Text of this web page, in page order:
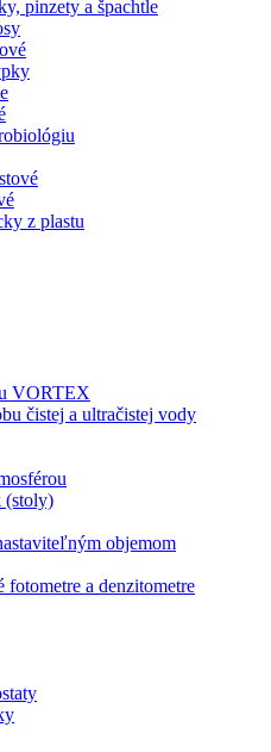
pinzety a špachtle
z plastu
VORTEX
čistej a ultračistej vody
(stoly)
objemom
fotometre a denzitometre